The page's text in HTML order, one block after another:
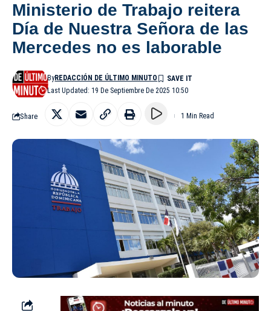
Ministerio de Trabajo reitera
Día de Nuestra Señora de las
Mercedes no es laborable
Last Updated: 19 De Septiembre De 2025 10:50
ByREDACCIÓN DE ÚLTIMO MINUTO
Share 1 Min Read